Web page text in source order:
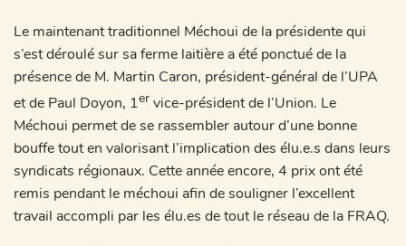
Le maintenant traditionnel Méchoui de la présidente qui
s’est déroulé sur sa ferme laitière a été ponctué de la
présence de M. Martin Caron, président-général de l’UPA
et de Paul Doyon, 1er vice-président de l’Union. Le
Méchoui permet de se rassembler autour d’une bonne
bouffe tout en valorisant l’implication des élu.e.s dans leurs
syndicats régionaux. Cette année encore, 4 prix ont été
remis pendant le méchoui afin de souligner l’excellent
travail accompli par les élu.es de tout le réseau de la FRAQ.